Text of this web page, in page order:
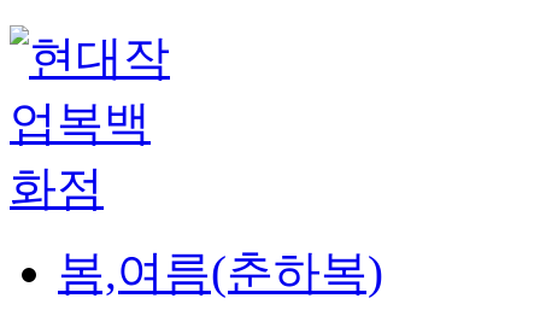
봄,여름(춘하복)